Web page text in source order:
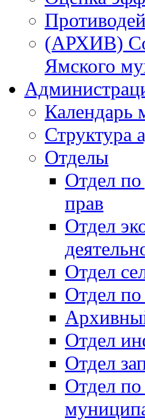
(АРХИВ)
Ямского
Календарь
Структура
Отделы
Отдел
прав
Отдел
Отдел
Отдел
Отдел
Отдел
Отдел